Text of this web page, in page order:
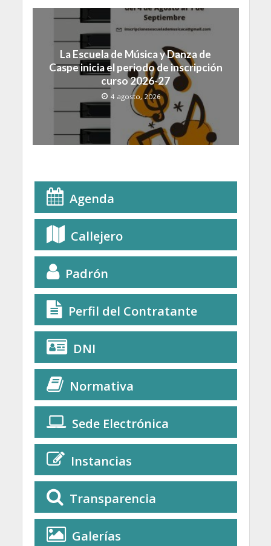
La Escuela de Música y Danza de
Caspe inicia el periodo de inscripción
curso 2026-27
4 agosto, 2026
Agenda
Callejero
Padrón
Perfil del Contratante
DNI
Normativa
Sede Electrónica
Instancias
Transparencia
Galerías